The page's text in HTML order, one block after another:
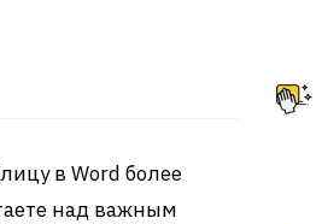
в Word более
над важным